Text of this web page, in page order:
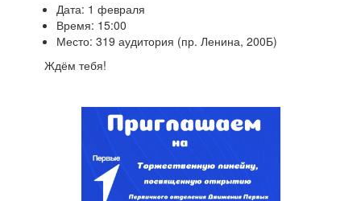
Дата: 1 февраля
Время: 15:00
Место: 319 аудитория (пр. Ленина, 200Б)
Ждём тебя!